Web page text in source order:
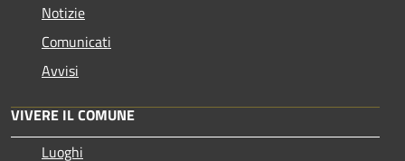
Notizie
Comunicati
Avvisi
VIVERE IL COMUNE
Luoghi